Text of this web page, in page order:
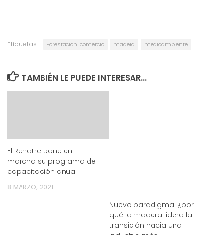
Etiquetas: Forestación. comercio madera medioambiente
TAMBIÉN LE PUEDE INTERESAR...
El Renatre pone en
marcha su programa de
capacitación anual
8 MARZO, 2021
Nuevo paradigma: ¿por
qué la madera lidera la
transición hacia una